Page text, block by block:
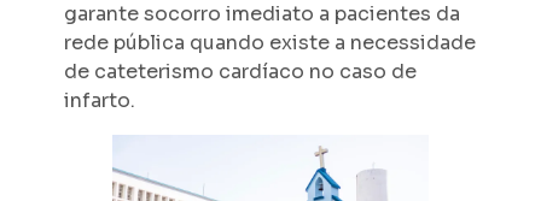
garante socorro imediato a pacientes da
rede pública quando existe a necessidade
de cateterismo cardíaco no caso de
infarto.